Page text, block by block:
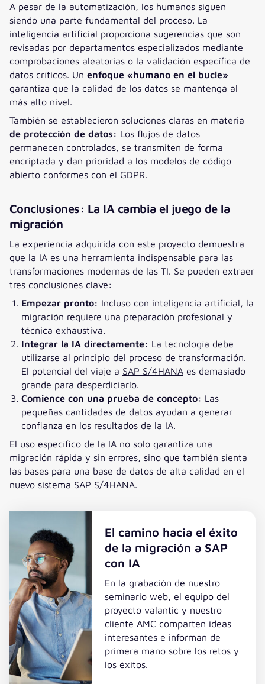
A pesar de la automatización, los humanos siguen
siendo una parte fundamental del proceso. La
inteligencia artificial proporciona sugerencias que son
revisadas por departamentos especializados mediante
comprobaciones aleatorias o la validación específica de
datos críticos. Un enfoque «humano en el bucle»
garantiza que la calidad de los datos se mantenga al
más alto nivel.
También se establecieron soluciones claras en materia
de protección de datos: Los flujos de datos
permanecen controlados, se transmiten de forma
encriptada y dan prioridad a los modelos de código
abierto conformes con el GDPR.
Conclusiones: La IA cambia el juego de la
migración
La experiencia adquirida con este proyecto demuestra
que la IA es una herramienta indispensable para las
transformaciones modernas de las TI. Se pueden extraer
tres conclusiones clave:
Empezar pronto: Incluso con inteligencia artificial, la
migración requiere una preparación profesional y
técnica exhaustiva.
Integrar la IA directamente: La tecnología debe
utilizarse al principio del proceso de transformación.
El potencial del viaje a SAP S/4HANA es demasiado
grande para desperdiciarlo.
Comience con una prueba de concepto: Las
pequeñas cantidades de datos ayudan a generar
confianza en los resultados de la IA.
El uso específico de la IA no solo garantiza una
migración rápida y sin errores, sino que también sienta
las bases para una base de datos de alta calidad en el
nuevo sistema SAP S/4HANA.
El camino hacia el éxito
de la migración a SAP
con IA
En la grabación de nuestro
seminario web, el equipo del
proyecto valantic y nuestro
cliente AMC comparten ideas
interesantes e informan de
primera mano sobre los retos y
los éxitos.